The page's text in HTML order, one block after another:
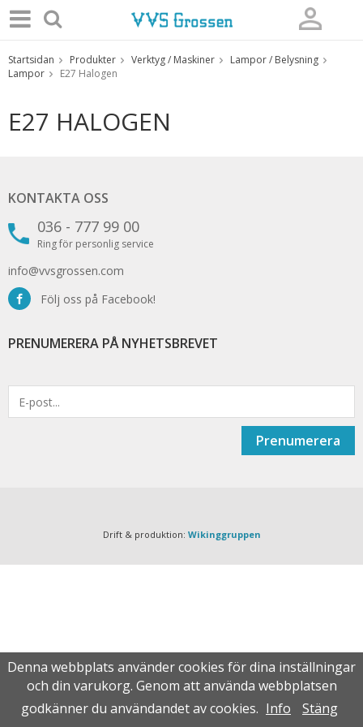
Produkten har blivit tillagd i varukorgen
Startsidan Produkter Verktyg / Maskiner
Lampor / Belysning
Lampor
E27 Halogen
E27 HALOGEN
KONTAKTA OSS
036 - 777 99 00
Ring för personlig service
info@vvsgrossen.com
Följ oss på Facebook!
PRENUMERERA PÅ NYHETSBREVET
Prenumerera
Drift & produktion: Wikinggruppen
Denna webbplats använder cookies för dina inställningar
och din varukorg. Genom att använda webbplatsen
godkänner du användandet av cookies. Info Stäng